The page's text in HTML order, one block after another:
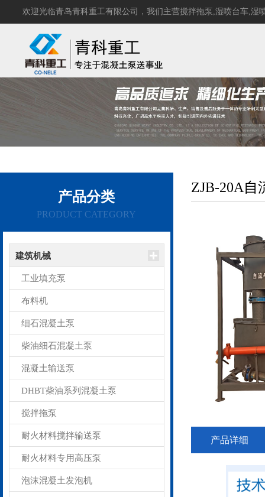
欢迎光临青岛青科重工有限公司，我们主营搅拌拖泵 ,湿喷台车,湿
产品分类
PRODUCT CATEGORY
建筑机械
工业填充泵
布料机
细石混凝土泵
柴油细石混凝土泵
混凝土输送泵
DHBT柴油系列混凝土泵
搅拌拖泵
耐火材料搅拌输送泵
耐火材料专用高压泵
泡沫混凝土发泡机
ZJB-20A自
产品详细